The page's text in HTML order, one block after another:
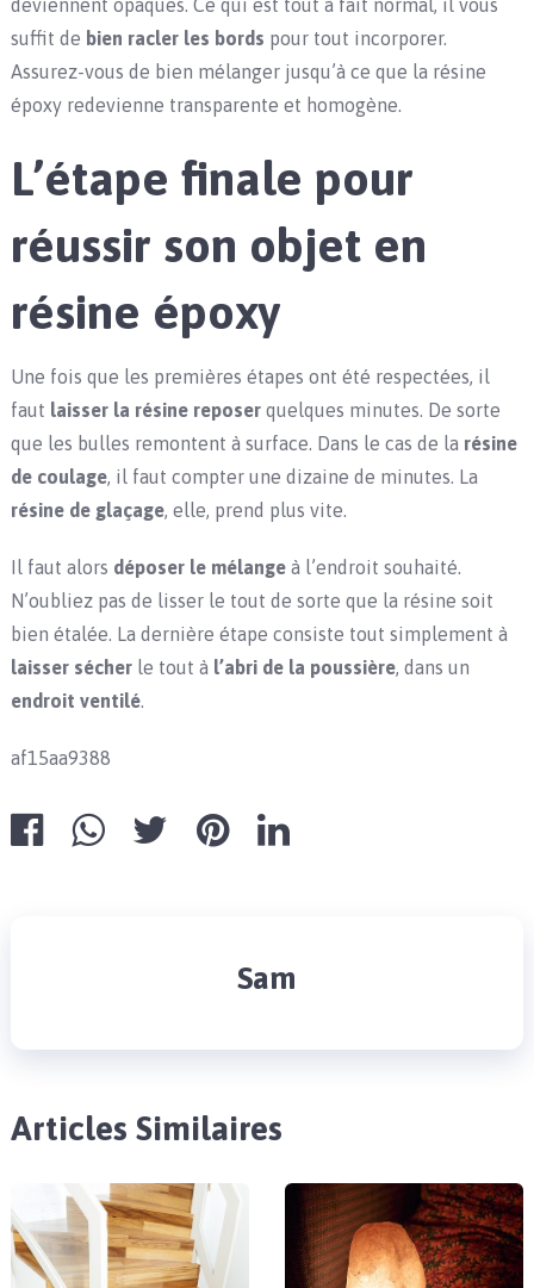
deviennent opaques. Ce qui est tout à fait normal, il vous
suffit de bien racler les bords pour tout incorporer.
Assurez-vous de bien mélanger jusqu’à ce que la résine
époxy redevienne transparente et homogène.
L’étape finale pour
réussir son objet en
résine époxy
Une fois que les premières étapes ont été respectées, il
faut laisser la résine reposerquelques minutes. De sorte
que les bulles remontent à surface. Dans le cas de la résine
de coulage, il faut compter une dizaine de minutes. La
résine de glaçage, elle, prend plus vite.
Il faut alors déposer le mélangeà l’endroit souhaité.
N’oubliez pas de lisser le tout de sorte que la résine soit
bien étalée. La dernière étape consiste tout simplement à
laisser sécher le tout à l’abri de la poussière, dans un
endroit ventilé.
af15aa9388
Sam
Articles Similaires